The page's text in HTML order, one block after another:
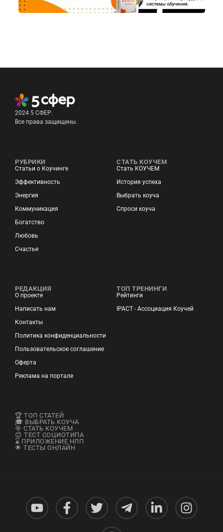
2024 5 СФЕР.
Все права защищены.
РУБРИКИ
Статьи о Коучинге
Эффективность
Энергия
Коммуникация
Богатство
Любовь
Счастье
СТАТЬ КОУЧЕМ
Стать КОУЧЕМ
История успеха
Выбрать коуча
Спроси коуча
РЕДАКЦИЯ
О проекте
Написать нам
Контакты
Политика конфиденциальности
Пользовательское соглашение
Оферта
Реклама на портале
ТОП ТРЕНИНГИ
Рейтинги
IPACT - Ассоциация Коучей
🏆 ТОП СТАТЕЙ
🎓 ВЫБРАТЬ КОУЧА
🎯 СТАТЬ КОУЧЕМ
😊 ТЕСТ СОЦИОТИПА
⌛ ПРИЛОЖЕНИЕ НЛП
🌟 ТЕСТЫ ОНЛАЙН